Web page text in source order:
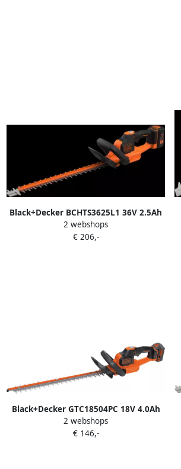
Black+Decker BCHTS3625L1 36V 2.5Ah
55cm Heggenschaar SB BCHTS3625L1-
QW
2 webshops
€ 206,-
Black+Decker GTC18504PC 18V 4.0Ah
50cm PC Heggenschaar GTC18504PC-
QW
2 webshops
€ 146,-